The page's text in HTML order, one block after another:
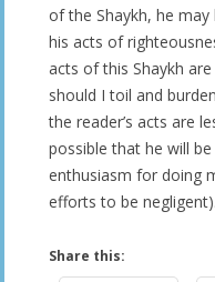
of the Shaykh, he
his acts of
acts of this Shaykh
should I toil and
the reader’s acts are
possible that he will
enthusiasm for doing
efforts to be
Share this: